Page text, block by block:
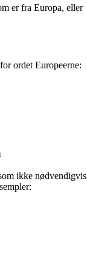
er fra Europa, eller
ordet Europeerne:
ikke nødvendigvis